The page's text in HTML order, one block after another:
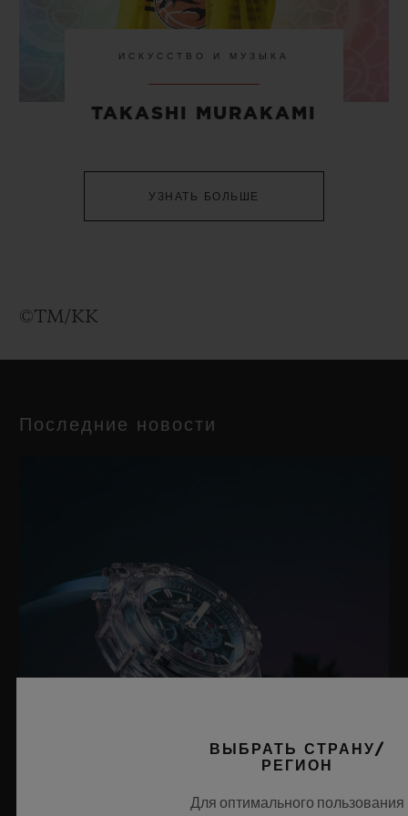
ИСКУССТВО И МУЗЫКА
TAKASHI MURAKAMI
УЗНАТЬ БОЛЬШЕ
©TM/KK
Последние новости
ВЫБРАТЬ СТРАНУ/
РЕГИОН
Для оптимального пользования